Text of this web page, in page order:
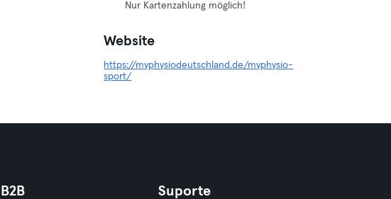
Nur Kartenzahlung möglich!
Website
https://myphysiodeutschland.de/myphysio-
sport/
B2B Suporte